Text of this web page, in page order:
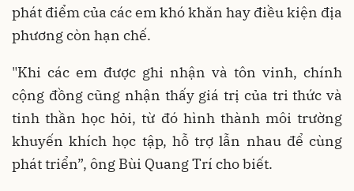
phát điểm của các em khó khăn hay điều kiện địa
phương còn hạn chế.
"Khi các em được ghi nhận và tôn vinh, chính
cộng đồng cũng nhận thấy giá trị của tri thức và
tinh thần học hỏi, từ đó hình thành môi trường
khuyến khích học tập, hỗ trợ lẫn nhau để cùng
phát triển”, ông Bùi Quang Trí cho biết.